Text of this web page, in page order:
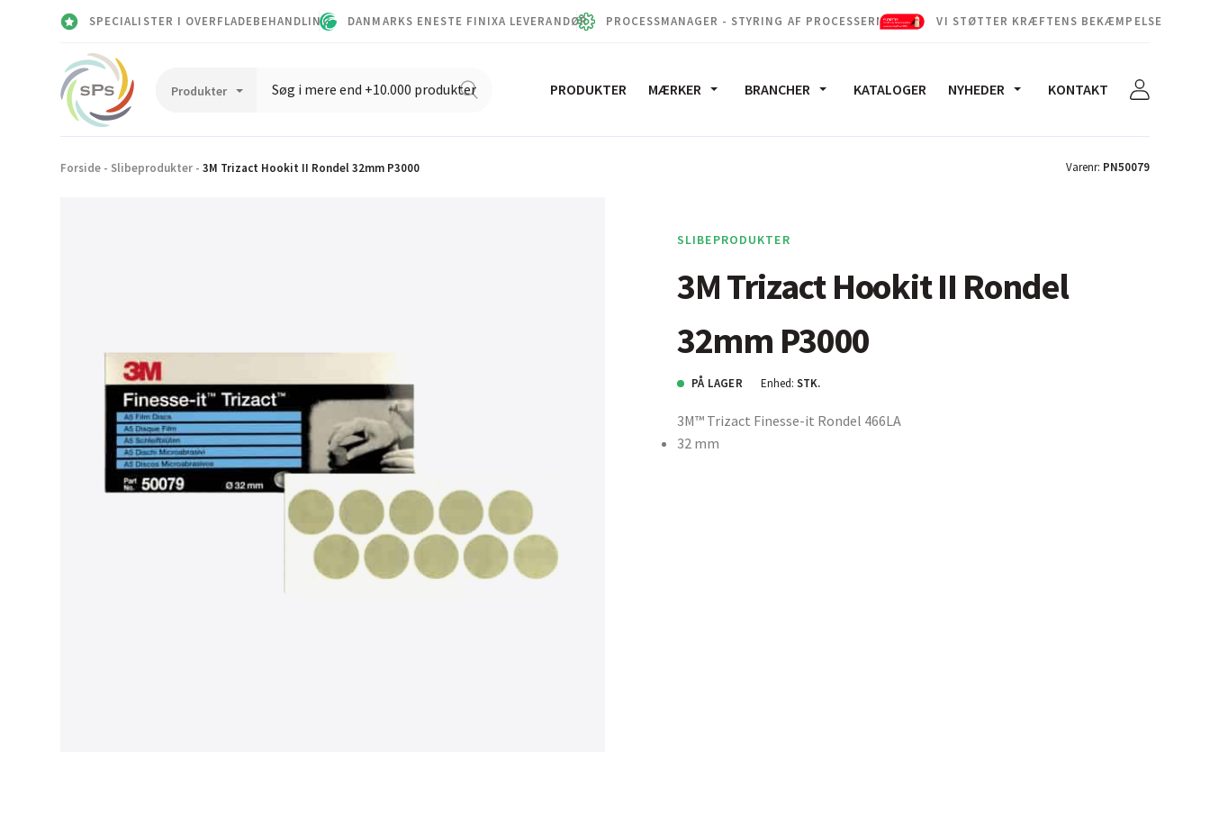
SPECIALISTER I OVERFLADEBEHANDLING DANMARKS ENESTE FINIXA LEVERANDØR PROCESSMANAGER - STYRING AF PROCESSERNE VI STØTTER KRÆFTENS BEKÆMPELSE
PRODUKTER MÆRKER BRANCHER KATALOGER NYHEDER KONTAKT
Forside - Slibeprodukter - 3M Trizact Hookit II Rondel 32mm P3000 Varenr: PN50079
SLIBEPRODUKTER
3M Trizact Hookit II Rondel
32mm P3000
PÅ LAGER Enhed: STK.
3M™ Trizact Finesse-it Rondel 466LA
32 mm